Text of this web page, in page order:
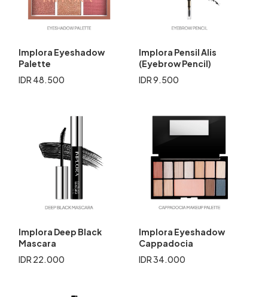
Implora Eyeshadow
Palette
IDR 48.500
Implora Pensil Alis
(Eyebrow Pencil)
IDR 9.500
Implora Deep Black
Mascara
IDR 22.000
Implora Eyeshadow
Cappadocia
IDR 34.000